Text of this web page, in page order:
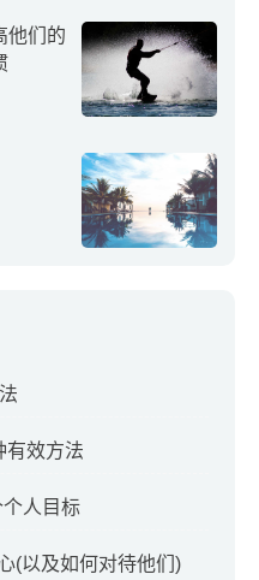
他们的
有效方法
人目标
(以及如何对待他们)